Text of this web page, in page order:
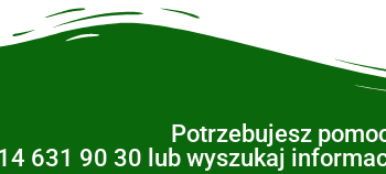
Potrzebujesz
631 90 30 lub wyszukaj